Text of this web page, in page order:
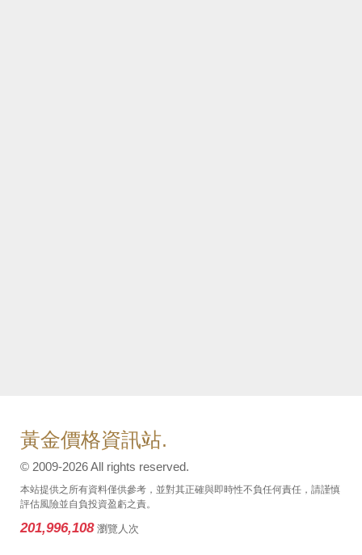
黃金價格資訊站.
© 2009-2026 All rights reserved.
本站提供之所有資料僅供參考，並對其正確與即時性不負任何責任，請謹慎
評估風險並自負投資盈虧之責。
201,996,108 瀏覽人次